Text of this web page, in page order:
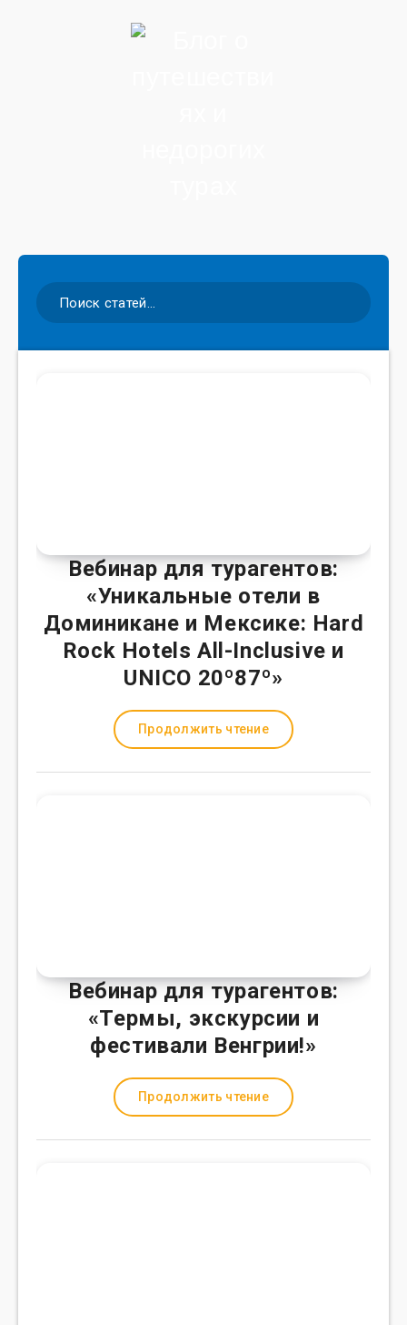
Вебинар для турагентов:
«Уникальные отели в
Доминикане и Мексике: Hard
Rock Hotels All-Inclusive и
UNICO 20º87º»
Продолжить чтение
Вебинар для турагентов:
«Термы, экскурсии и
фестивали Венгрии!»
Продолжить чтение